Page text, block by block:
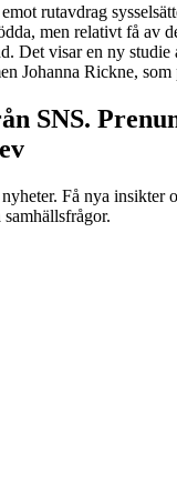
rutavdrag
men relativt få av
Det visar en ny studie
Johanna Rickne,
SNS.
Få nya insikter